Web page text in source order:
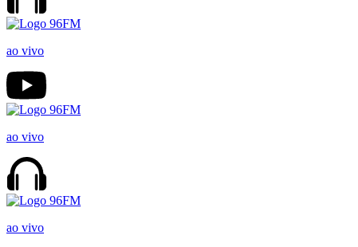
ao vivo
ao vivo
ao vivo